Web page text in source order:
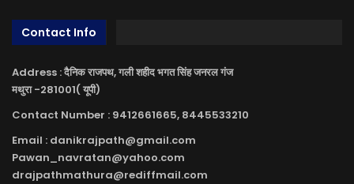
Contact Info
Address : दैनिक राजपथ, गली शहीद भगत सिंह जनरल गंज
मथुरा -281001( यूपी)
Contact Number : 9412661665, 8445533210
Email : danikrajpath@gmail.com
Pawan_navratan@yahoo.com
drajpathmathura@rediffmail.com